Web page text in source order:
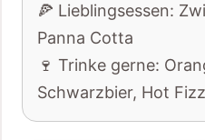
🍕 Lieblingsessen:
Panna Cotta
🍷 Trinke gerne:
Schwarzbier, Hot Fizz